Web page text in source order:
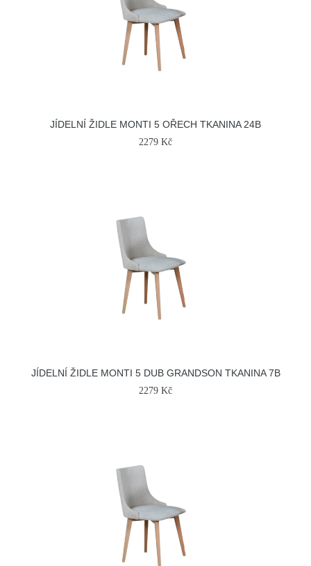
JÍDELNÍ ŽIDLE MONTI 5 OŘECH TKANINA 24B
2279 Kč
JÍDELNÍ ŽIDLE MONTI 5 DUB GRANDSON TKANINA 7B
2279 Kč